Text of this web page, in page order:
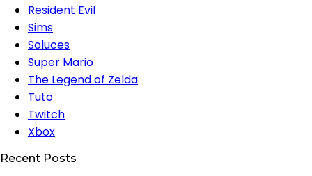
Resident Evil
Sims
Soluces
Super Mario
The Legend of Zelda
Tuto
Twitch
Xbox
Recent Posts